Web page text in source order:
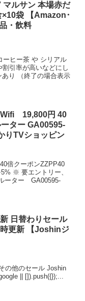
マルサン 本場赤だ
×10袋 【Amazon･
・飲料
ーヒー茶 や シリアル
引率が高いなどにし
り （終了の場合表示
19,800円 40
ター GA00595-
りTVショッピン
倍クーポンZZPP40
※ 要エントリー、
ーター GA00595-
日替わりセール
更新 【Joshinジ
の他のセール Joshin
|| []).push({});...